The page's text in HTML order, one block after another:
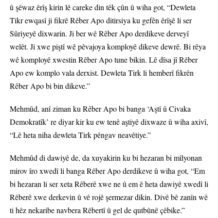
û şêwaz êrîş kirin lê careke din têk çûn û wiha got, “Dewleta
Tikr ewqasî ji fikrê Rêber Apo ditirsiya ku gefên êrîşê li ser
Sûriyeyê dixwarin. Ji ber wê Rêber Apo derdikeve derveyî
welêt. Ji xwe piştî wê pêvajoya komployê dikeve dewrê. Bi rêya
wê komployê xwestin Rêber Apo tune bikin. Lê dîsa jî Rêber
Apo ew komplo vala derxist. Dewleta Tirk li hemberî fikrên
Rêber Apo bi bin dikeve.”
Mehmûd, anî ziman ku Rêber Apo bi banga ‘Aştî û Civaka
Demokratîk’ re diyar kir ku ew tenê aştiyê dixwaze û wiha axivî,
“Lê heta niha dewleta Tirk pêngav neavêtiye.”
Mehmûd di dawiyê de, da xuyakirin ku bi hezaran bi mîlyonan
mirov îro xwedî li banga Rêber Apo derdikeve û wiha got, “Em
bi hezaran li ser xeta Rêberê xwe ne û em ê heta dawiyê xwedî li
Rêberê xwe derkevin û vê rojê şermezar dikin. Divê bê zanîn wê
ti hêz nekaribe navbera Rêbertî û gel de qutbûnê çêbike.”